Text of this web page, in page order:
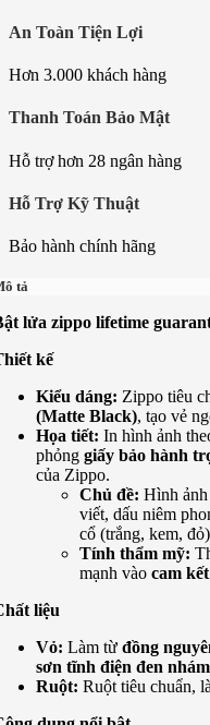
An Toàn Tiện Lợi
Hơn 3.000 khách hàng
Thanh Toán Bảo Mật
Hỗ trợ hơn 28 ngân hàng
Hỗ Trợ Kỹ Thuật
Bảo hành chính hãng
tả
lửa zippo lifetime
kế
Kiểu dáng: Zippo tiêu
(Matte Black), tạo vẻ
Họa tiết: In hình ảnh
phỏng giấy bảo hành
của Zippo.
Chủ đề: Hình
viết, dấu niêm
cổ (trắng, kem,
Tính thẩm mỹ:
mạnh vào cam
liệu
Vỏ: Làm từ đồng
sơn tĩnh điện đen nhám
Ruột: Ruột tiêu chuẩn,